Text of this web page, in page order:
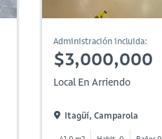
Administración incluida:
$3,000,000
Local En Arriendo
Itagüí, Camparola